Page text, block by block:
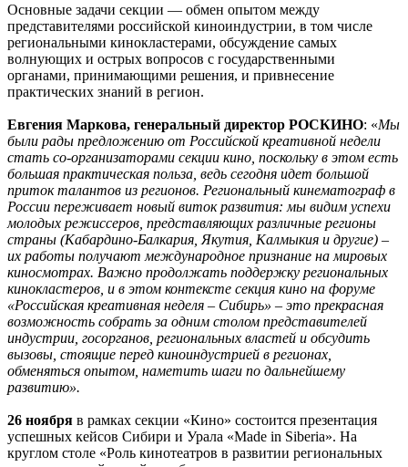
Основные задачи секции — обмен опытом между
представителями российской киноиндустрии, в том числе
региональными кинокластерами, обсуждение самых
волнующих и острых вопросов с государственными
органами, принимающими решения, и привнесение
практических знаний в регион.
Евгения Маркова, генеральный директор РОСКИНО: «Мы
были рады предложению от Российской креативной недели
стать со-организаторами секции кино, поскольку в этом есть
большая практическая польза, ведь сегодня идет большой
приток талантов из регионов. Региональный кинематограф в
России переживает новый виток развития: мы видим успехи
молодых режиссеров, представляющих различные регионы
страны (Кабардино-Балкария, Якутия, Калмыкия и другие) –
их работы получают международное признание на мировых
киносмотрах. Важно продолжать поддержку региональных
кинокластеров, и в этом контексте секция кино на форуме
«Российская креативная неделя – Сибирь» – это прекрасная
возможность собрать за одним столом представителей
индустрии, госорганов, региональных властей и обсудить
вызовы, стоящие перед киноиндустрией в регионах,
обменяться опытом, наметить шаги по дальнейшему
развитию».
26 ноября в рамках секции «Кино» состоится презентация
успешных кейсов Сибири и Урала «Made in Siberia». На
круглом столе «Роль кинотеатров в развитии региональных